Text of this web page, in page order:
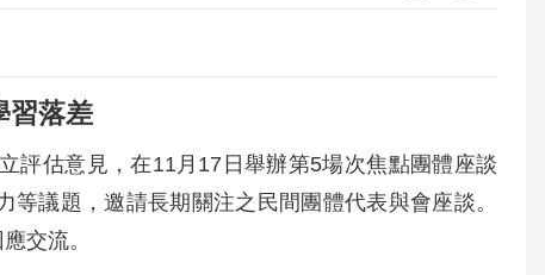
習落差
評估意見，在11月17日舉辦第5場次焦點團體座談
議題，邀請長期關注之民間團體代表與會座談。
交流。